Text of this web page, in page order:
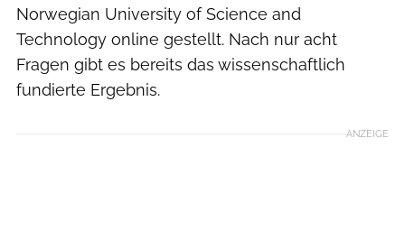
Norwegian University of Science and
Technology online gestellt. Nach nur acht
Fragen gibt es bereits das wissenschaftlich
fundierte Ergebnis.
ANZEIGE